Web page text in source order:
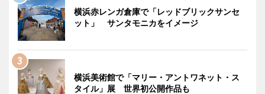
横浜赤レンガ倉庫で「レッドブリックサンセ
ット」 サンタモニカをイメージ
横浜美術館で「マリー・アントワネット・ス
タイル」展 世界初公開作品も